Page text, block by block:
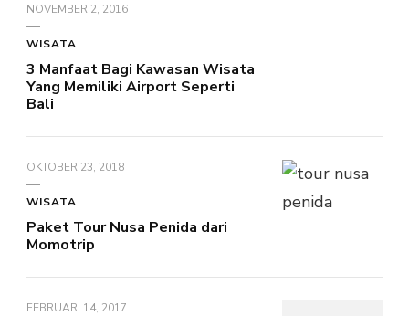
NOVEMBER 2, 2016
WISATA
3 Manfaat Bagi Kawasan Wisata
Yang Memiliki Airport Seperti
Bali
OKTOBER 23, 2018
WISATA
Paket Tour Nusa Penida dari
Momotrip
FEBRUARI 14, 2017